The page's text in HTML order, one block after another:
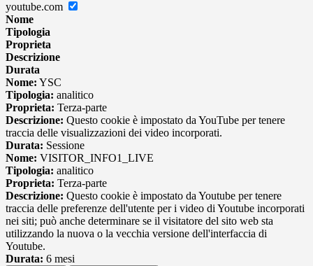
youtube.com
Nome
Tipologia
Proprieta
Descrizione
Durata
Nome: YSC
Tipologia: analitico
Proprieta: Terza-parte
Descrizione: Questo cookie è impostato da YouTube per tenere
traccia delle visualizzazioni dei video incorporati.
Durata: Sessione
Nome: VISITOR_INFO1_LIVE
Tipologia: analitico
Proprieta: Terza-parte
Descrizione: Questo cookie è impostato da Youtube per tenere
traccia delle preferenze dell'utente per i video di Youtube incorporati
nei siti; può anche determinare se il visitatore del sito web sta
utilizzando la nuova o la vecchia versione dell'interfaccia di
Youtube.
Durata: 6 mesi